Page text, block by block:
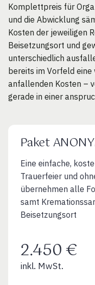
Komplettpreis für
und die Abwicklung
Kosten der jeweiligen
Beisetzungsort und
unterschiedlich
bereits im Vorfeld
anfallenden Kosten –
gerade in einer
Paket
Eine einfache,
Trauerfeier und
übernehmen alle
samt
Beisetzungsort
2.450 €
inkl. MwSt.